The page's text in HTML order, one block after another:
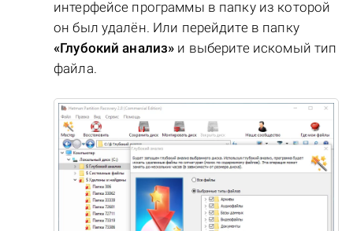
интерфейсе программы в папку из которой
он был удалён. Или перейдите в папку
«Глубокий анализ» и выберите искомый тип
файла.